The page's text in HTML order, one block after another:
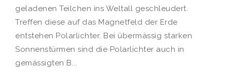
geladenen Teilchen ins Weltall geschleudert.
Treffen diese auf das Magnetfeld der Erde
entstehen Polarlichter. Bei übermässig starken
Sonnenstürmen sind die Polarlichter auch in
gemässigten B...